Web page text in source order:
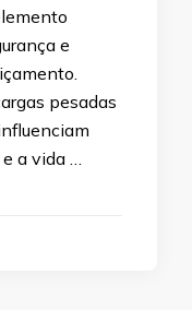
e
pesadas
a vida …